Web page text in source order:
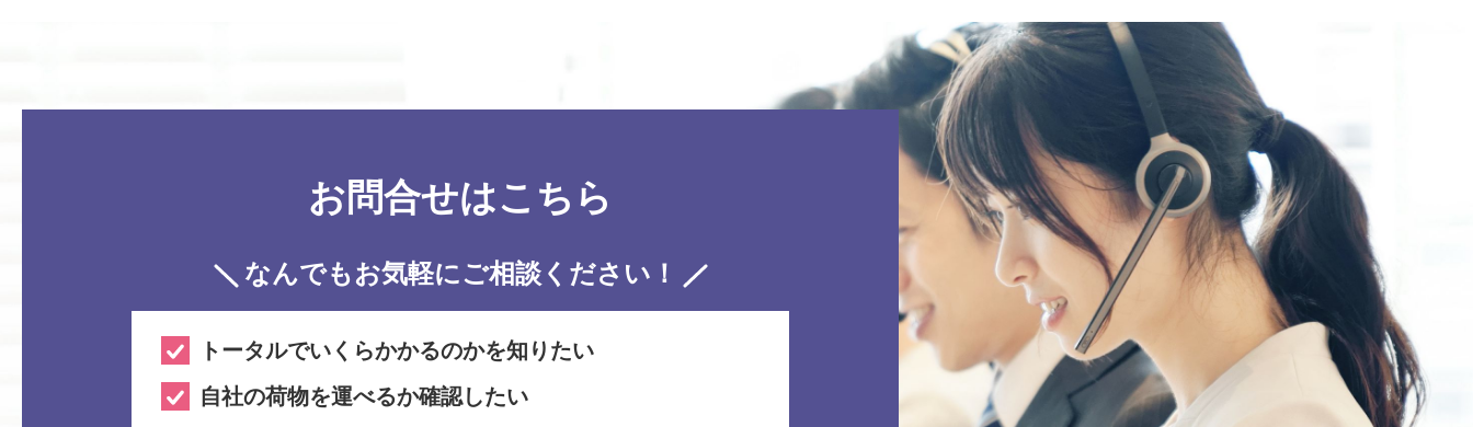
お問合せはこちら
なんでもお気軽にご相談ください！
トータルでいくらかかるのかを知りたい
自社の荷物を運べるか確認したい